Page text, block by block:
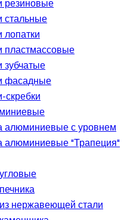
резиновые
стальные
пластмассовые
фасадные
алюминиевые с уровнем
алюминиевые "Трапеция"
нержавеющей стали